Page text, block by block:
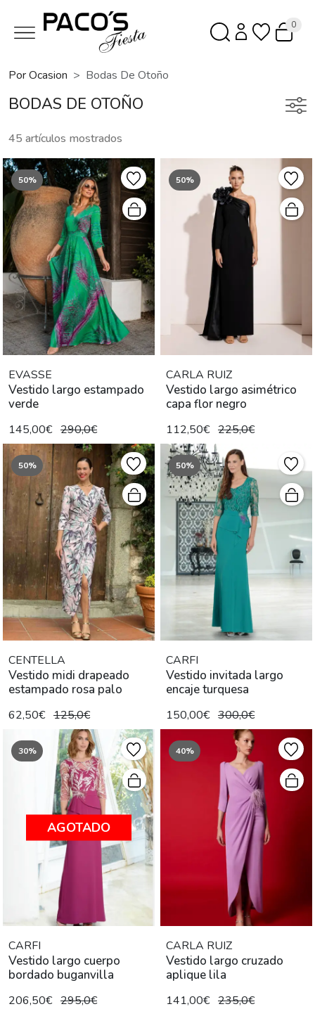
0
Por Ocasion Bodas De Otoño
BODAS DE OTOÑO
45 artículos mostrados
50%
EVASSE
Vestido largo estampado
verde
145,00€ 290,0€
50%
CARLA RUIZ
Vestido largo asimétrico
capa flor negro
112,50€ 225,0€
50%
CENTELLA
Vestido midi drapeado
estampado rosa palo
62,50€ 125,0€
50%
CARFI
Vestido invitada largo
encaje turquesa
150,00€ 300,0€
30%
AGOTADO
CARFI
Vestido largo cuerpo
bordado buganvilla
206,50€ 295,0€
40%
CARLA RUIZ
Vestido largo cruzado
aplique lila
141,00€ 235,0€